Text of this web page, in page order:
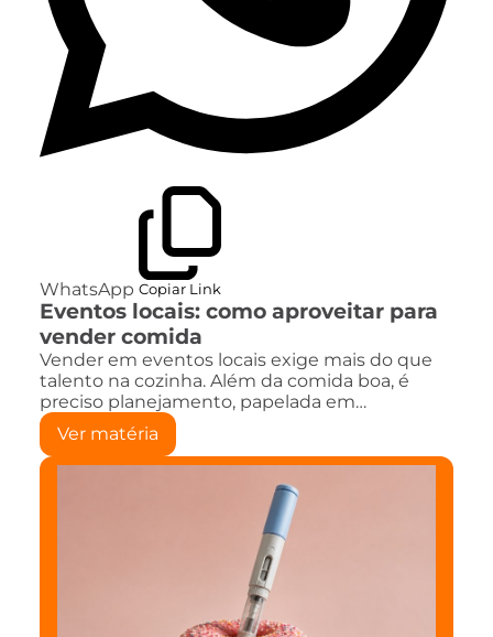
WhatsApp Copiar Link
Eventos locais: como aproveitar para
vender comida
Vender em eventos locais exige mais do que
talento na cozinha. Além da comida boa, é
preciso planejamento, papelada em…
Ver matéria